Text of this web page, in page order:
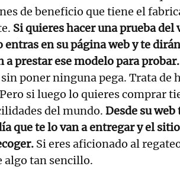
de beneficio que tiene el
Si quieres hacer una prueba del
entras en su página web y te
a prestar ese modelo para probar.
poner ninguna pega. Trata de
si luego lo quieres comprar
del mundo. Desde su
que te lo van a entregar y el
Si eres aficionado al
algo tan sencillo.